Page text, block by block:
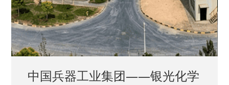
中国兵器工业集团——银光化学